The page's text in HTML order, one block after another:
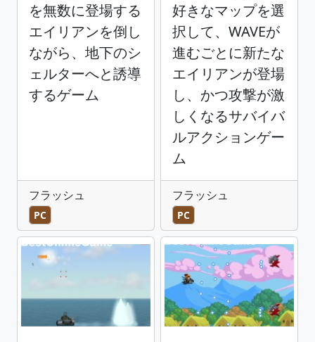
を無数に登場する
エイリアンを倒し
ながら、地下のシ
ェルターへと誘導
するゲーム
フラッシュ
PC
好きなマップを選
択して、WAVEが
進むごとに新たな
エイリアンが登場
し、かつ攻撃が激
しくなるサバイバ
ルアクションゲー
ム
フラッシュ
PC